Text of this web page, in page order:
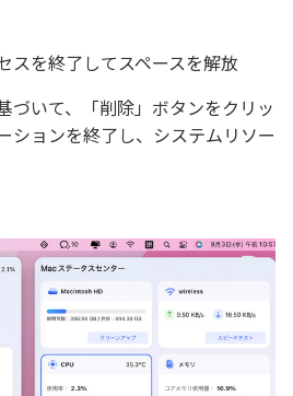
スを終了してスペースを解放
づいて、「削除」ボタンをクリッ
ションを終了し、システムリソー